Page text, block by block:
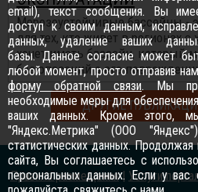
Морозоустойчивые бассейны -
для тех, кто живет в регионах
хочет иметь бассейн, который
без опасений о его
ДРУГИЕ
Правила размещения| Услуги
email), текст сообщения. Вы
доступ к своим данным,
данных, удаление ваших
базы. Данное согласие может
любой момент, просто отправив
форму обратной связи. Мы
необходимые меры для
ваших данных. Кроме этого,
"Яндекс.Метрика" (ООО
статистических данных. Продолжая
сайта, Вы соглашаетесь с
персональных данных. Если у вас